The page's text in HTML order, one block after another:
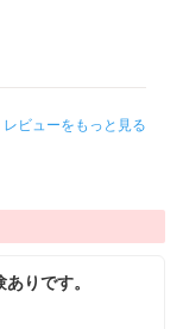
レビューをもっと見る
りです。